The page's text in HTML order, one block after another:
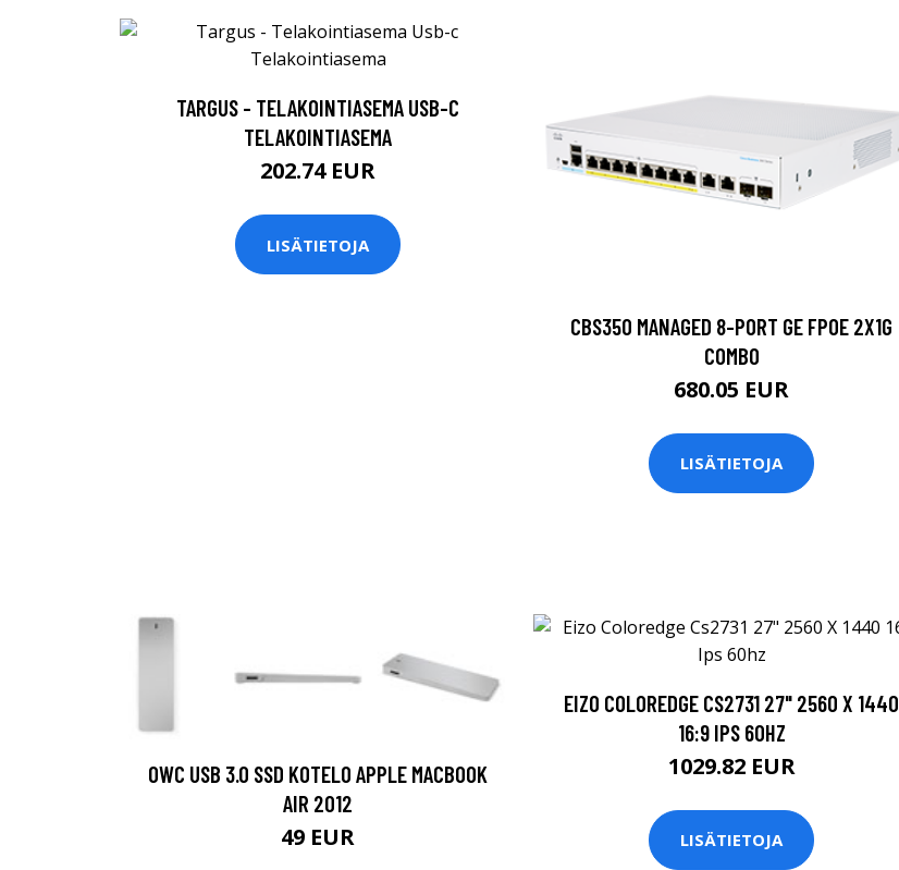
TARGUS - TELAKOINTIASEMA USB-C
TELAKOINTIASEMA
202.74 EUR
LISÄTIETOJA
CBS350 MANAGED 8-PORT GE FPOE 2X1G
COMBO
680.05 EUR
LISÄTIETOJA
OWC USB 3.0 SSD KOTELO APPLE MACBOOK
AIR 2012
49 EUR
EIZO COLOREDGE CS2731 27" 2560 X 1440
16:9 IPS 60HZ
1029.82 EUR
LISÄTIETOJA